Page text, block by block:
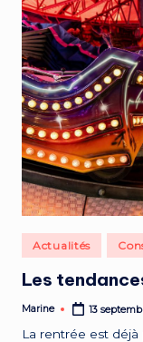
Posted
in
Actualités
Les
Posted
Marine 13
La rentrée est